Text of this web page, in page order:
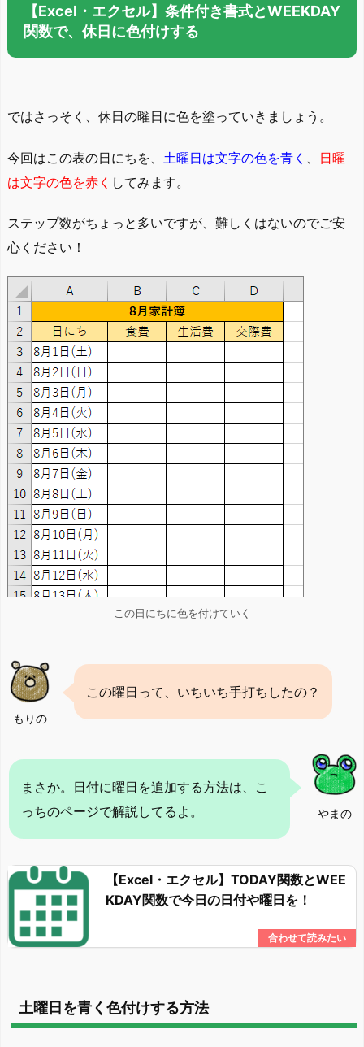
【Excel・エクセル】条件付き書式とWEEKDAY
関数で、休日に色付けする
ではさっそく、休日の曜日に色を塗っていきましょう。
今回はこの表の日にちを、 土曜日は文字の色を青く
日曜
は文字の色を赤く してみます。
ステップ数がちょっと多いですが、難しくはないのでご安
心ください！
この日にちに色を付けていく
もりの
この曜日って、いちいち手打ちしたの？
やまの
まさか。日付に曜日を追加する方法は、こ
っちのページで解説してるよ。
【Excel・エクセル】TODAY関数とWEE
KDAY関数で今日の日付や曜日を！
土曜日を青く色付けする方法